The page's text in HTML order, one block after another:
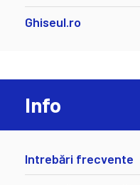
Ghiseul.ro
Info
Intrebări frecvente